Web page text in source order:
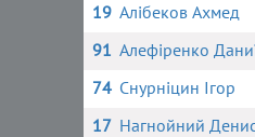
19 Алібеков Ахмед
91 Алефіренко
74 Снурніцин Ігор
17 Нагнойний